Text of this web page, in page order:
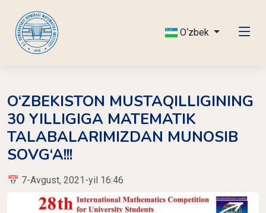
O‘zbek
O‘ZBEKISTON MUSTAQILLIGINING
30 YILLIGIGA MATEMATIK
TALABALARIMIZDAN MUNOSIB
SOVG‘A!!!
📅 7-Avgust, 2021-yil 16:46